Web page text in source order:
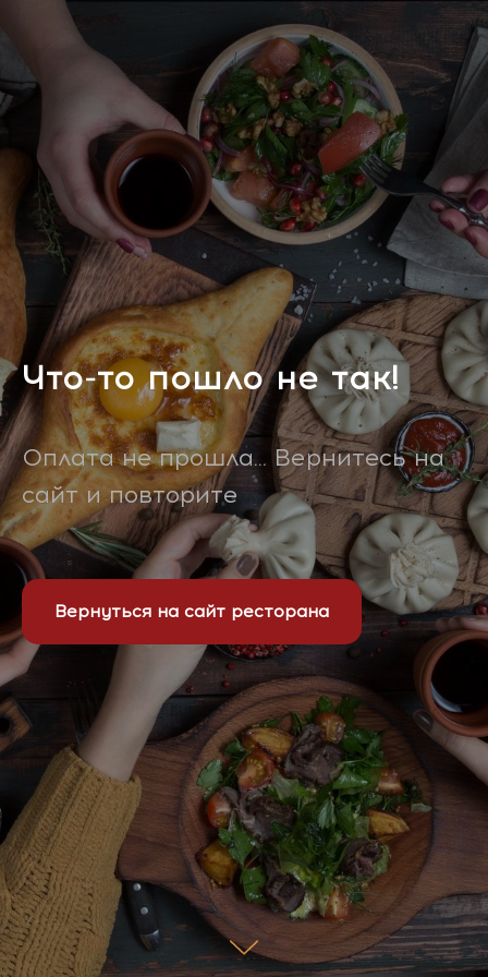
Что-то пошло не так!
Оплата не прошла... Вернитесь на
сайт и повторите
Вернуться на сайт ресторана